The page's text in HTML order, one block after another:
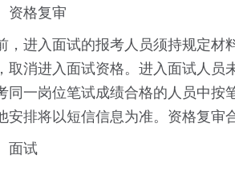
资格复审
，进入面试的报考人员须持规定材
取消进入面试资格。进入面试人员
同一岗位笔试成绩合格的人员中按
安排将以短信信息为准。资格复审
面试